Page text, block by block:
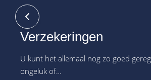
Verzekeringen
U kunt het allemaal nog zo goed
ongeluk of…